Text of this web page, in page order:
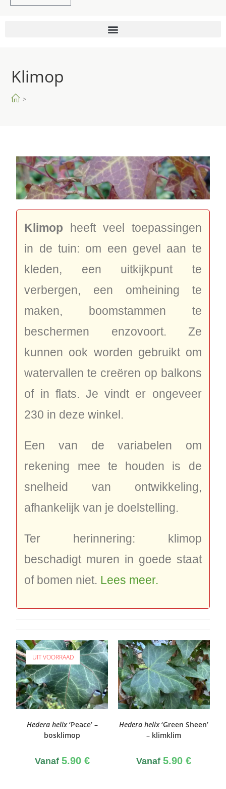
Klimop
>
Klimop heeft veel toepassingen
in de tuin: om een gevel aan te
kleden, een uitkijkpunt te
verbergen, een omheining te
maken, boomstammen te
beschermen enzovoort. Ze
kunnen ook worden gebruikt om
watervallen te creëren op balkons
of in flats. Je vindt er ongeveer
230 in deze winkel.
Een van de variabelen om
rekening mee te houden is de
snelheid van ontwikkeling,
afhankelijk van je doelstelling.
Ter herinnering: klimop
beschadigt muren in goede staat
of bomen niet. Lees meer.
UIT VOORRAAD
Hedera helix‘Peace’ –
bosklimop
Vanaf 5.90 €
Hedera helix‘Green Sheen’
– klimklim
Vanaf5.90€